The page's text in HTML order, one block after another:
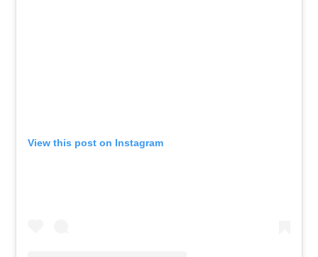
View this post on Instagram